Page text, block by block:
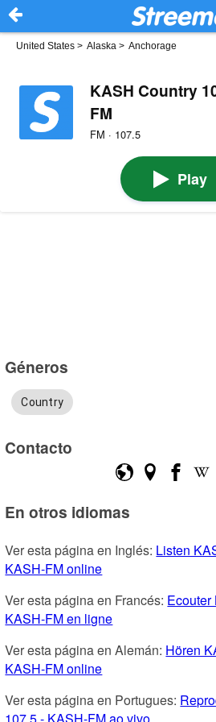
United States > Alaska > Anchorage
KASH Country
FM
FM · 107.5
Play
Géneros
Country
Contacto
En otros idiomas
Ver esta página en Inglés: Listen
KASH-FM online
Ver esta página en Francés: Ecouter
KASH-FM en ligne
Ver esta página en Alemán: Hören
KASH-FM online
Ver esta página en Portugues:
107.5 - KASH-FM ao vivo